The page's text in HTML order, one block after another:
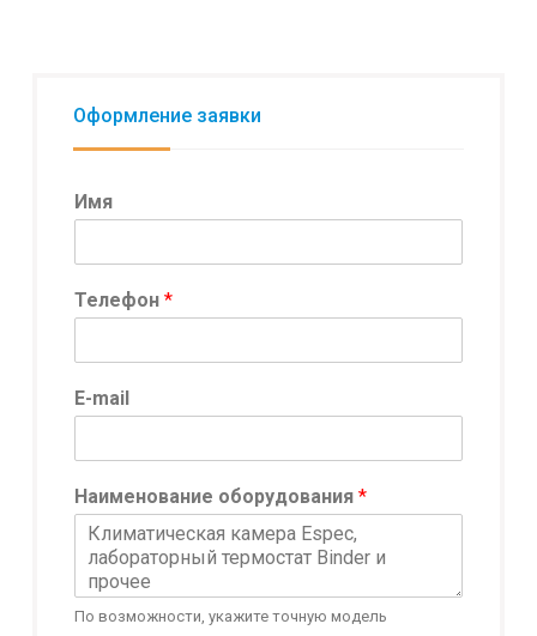
Оформление заявки
Имя
E
-
a
l
о
о
о
в
Телефон *
E-mail
Наименование оборудования *
По возможности, укажите точную модель